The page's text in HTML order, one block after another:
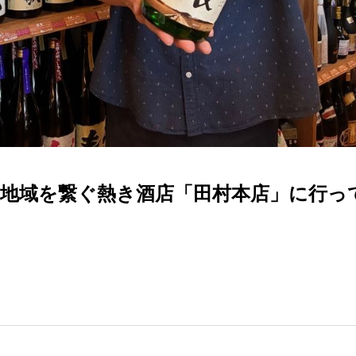
域を繋ぐ熱き酒店「田村本店」に行っ